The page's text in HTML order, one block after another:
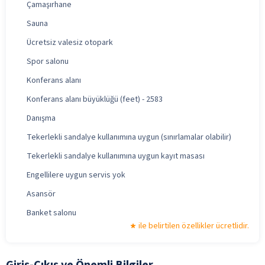
Çamaşırhane
Sauna
Ücretsiz valesiz otopark
Spor salonu
Konferans alanı
Konferans alanı büyüklüğü (feet) - 2583
Danışma
Tekerlekli sandalye kullanımına uygun (sınırlamalar olabilir)
Tekerlekli sandalye kullanımına uygun kayıt masası
Engellilere uygun servis yok
Asansör
Banket salonu
ile belirtilen özellikler ücretlidir.